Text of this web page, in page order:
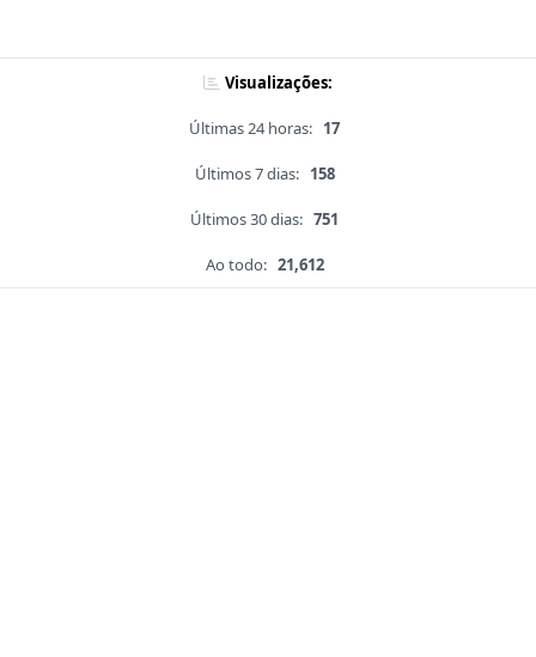
Visualizações:
Últimas 24 horas: 17
Últimos 7 dias: 158
Últimos 30 dias: 751
Ao todo: 21,612